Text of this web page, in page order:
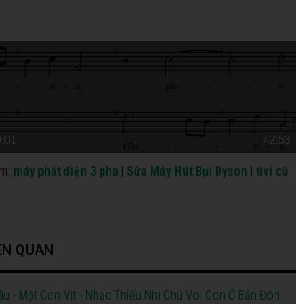
42:53
máy phát điện 3 pha Sửa Máy Hút Bụi Dyson tivi cũ
QUAN
- Một Con Vịt - Nhạc Thiếu Nhi Chú Voi Con Ở Bản Đôn